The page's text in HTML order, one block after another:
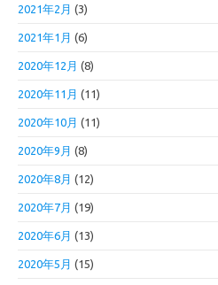
2021年2月 (3)
2021年1月 (6)
2020年12月 (8)
2020年11月 (11)
2020年10月 (11)
2020年9月 (8)
2020年8月 (12)
2020年7月 (19)
2020年6月 (13)
2020年5月 (15)